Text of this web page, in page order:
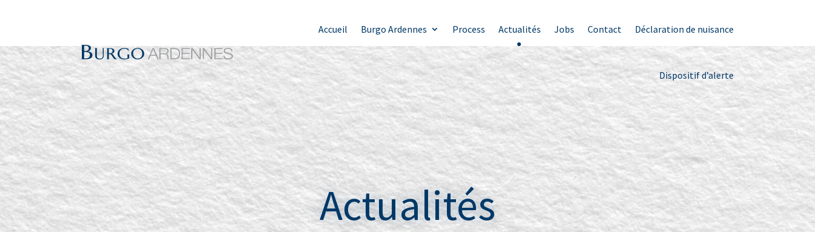
Accueil Burgo Ardennes Process Actualités Jobs Contact Déclaration de nuisance
Dispositif d’alerte
Actualités